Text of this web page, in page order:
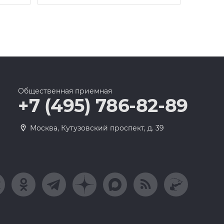
Общественная приемная
+7 (495) 786-82-89
Москва, Кутузовский проспект, д. 39